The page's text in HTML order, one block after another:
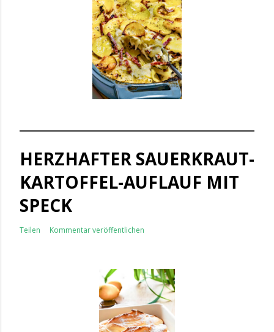
HERZHAFTER SAUERKRAUT-
KARTOFFEL-AUFLAUF MIT
SPECK
Teilen Kommentar veröffentlichen